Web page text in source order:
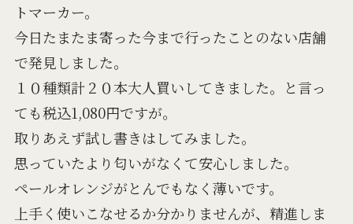
トマーカー。
今日たまたま寄った今まで行ったことのない店舗
で発見しました。
１０種類計２０本大人買いしてきました。と言っ
ても税込1,080円ですが。
取りあえず試し書きはしてみました。
思っていたより匂いがなくて安心しました。
ペールオレンジがとんでもなく薄いです。
上手く使いこなせるか分かりませんが、精進しま